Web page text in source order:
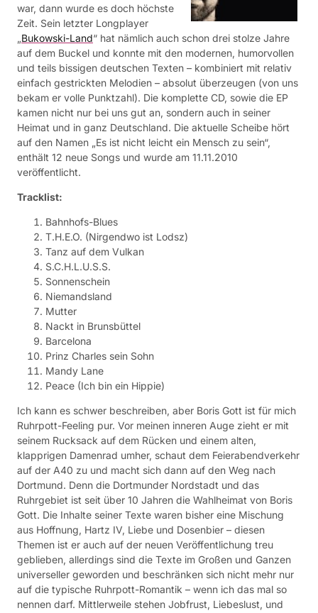
war, dann wurde es doch höchste
Zeit. Sein letzter Longplayer
„Bukowski-Land“ hat nämlich auch schon drei stolze Jahre
auf dem Buckel und konnte mit den modernen, humorvollen
und teils bissigen deutschen Texten – kombiniert mit relativ
einfach gestrickten Melodien – absolut überzeugen (von uns
bekam er volle Punktzahl). Die komplette CD, sowie die EP
kamen nicht nur bei uns gut an, sondern auch in seiner
Heimat und in ganz Deutschland. Die aktuelle Scheibe hört
auf den Namen „Es ist nicht leicht ein Mensch zu sein“,
enthält 12 neue Songs und wurde am 11.11.2010
veröffentlicht.
Tracklist:
Bahnhofs-Blues
T.H.E.O. (Nirgendwo ist Lodsz)
Tanz auf dem Vulkan
S.C.H.L.U.S.S.
Sonnenschein
Niemandsland
Mutter
Nackt in Brunsbüttel
Barcelona
Prinz Charles sein Sohn
Mandy Lane
Peace (Ich bin ein Hippie)
Ich kann es schwer beschreiben, aber Boris Gott ist für mich
Ruhrpott-Feeling pur. Vor meinen inneren Auge zieht er mit
seinem Rucksack auf dem Rücken und einem alten,
klapprigen Damenrad umher, schaut dem Feierabendverkehr
auf der A40 zu und macht sich dann auf den Weg nach
Dortmund. Denn die Dortmunder Nordstadt und das
Ruhrgebiet ist seit über 10 Jahren die Wahlheimat von Boris
Gott. Die Inhalte seiner Texte waren bisher eine Mischung
aus Hoffnung, Hartz IV, Liebe und Dosenbier – diesen
Themen ist er auch auf der neuen Veröffentlichung treu
geblieben, allerdings sind die Texte im Großen und Ganzen
universeller geworden und beschränken sich nicht mehr nur
auf die typische Ruhrpott-Romantik – wenn ich das mal so
nennen darf. Mittlerweile stehen Jobfrust, Liebeslust, und